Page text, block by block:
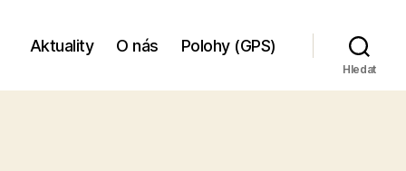
Aktuality O nás Polohy (GPS)
Hledat